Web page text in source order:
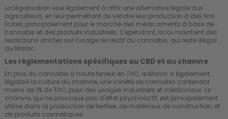
La légalisation vise également à offrir une alternative légale aux
agriculteurs, en leur permettant de vendre leur production à des fins
licites, principalement pour le marché des médicaments à base de
cannabis et des produits industriels. Cependant, la loi maintient des
restrictions strictes sur l'usage récréatif du cannabis, qui reste illégal
au Maroc.
Les réglementations spécifiques au CBD et au chanvre
En plus du cannabis à haute teneur en THC, le Maroc a également
légalisé la culture du chanvre, une variété de cannabis contenant
moins de 1% de THC, pour des usages industriels et médicinaux. Le
chanvre, qui ne provoque pas d'effet psychoactif, est principalement
utilisé dans la production de textiles, de matériaux de construction, et
de produits cosmétiques.